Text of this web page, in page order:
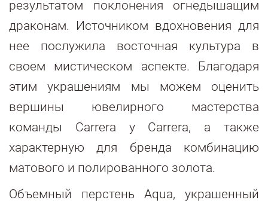
результатом поклонения огнедышащим
драконам. Источником вдохновения для
нее послужила восточная культура в
своем мистическом аспекте. Благодаря
этим украшениям мы можем оценить
вершины ювелирного мастерства
команды Carrera y Carrera, а также
характерную для бренда комбинацию
матового и полированного золота.
Объемный перстень Aqua, украшенный